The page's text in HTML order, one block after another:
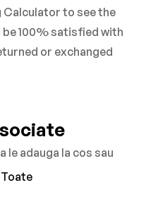
Calculator to see the
100% satisfied with
or exchanged
adauga la cos sau